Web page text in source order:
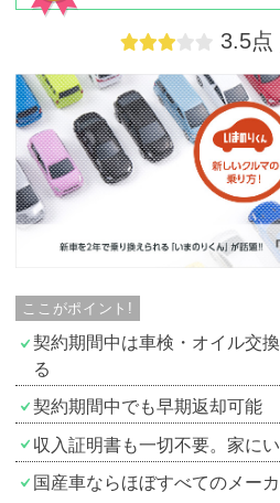
3.5点
ここがポイント!
契約期間中は車検・オイル交
る
契約期間中でも早期返却可能
収入証明書も一切不要。家に
国産車ならほぼすべてのメー